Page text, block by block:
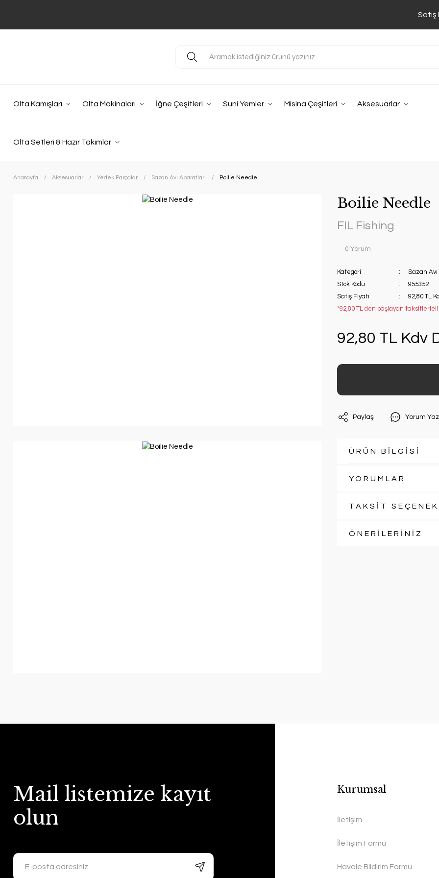
Satış
Olta Kamışları Olta Makinaları İğne Çeşitleri Suni Yemler Misina Çeşitleri Aksesuarlar
Olta Setleri & Hazır Takımlar
Anasayfa Aksesuarlar Yedek Parçalar Sazan Avı Aparatları Boilie Needle
Boilie Needle
FIL Fishing
0 Yorum
Kategori
Sazan
Stok Kodu
955352
Satış Fiyatı
92,80 TL
*92,80 TL den başlayan taksitlerle!!
92,80 TL Kdv
Paylaş Yorum Yaz
ÜRÜN BİLGİSİ
YORUMLAR
TAKSİT
ÖNERİLERİNİZ
Mail listemize kayıt
olun
Kurumsal
İletişim
İletişim Formu
Havale Bildirim Formu